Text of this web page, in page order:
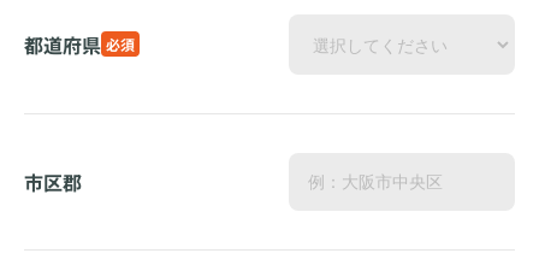
都道府県 必須
市区郡